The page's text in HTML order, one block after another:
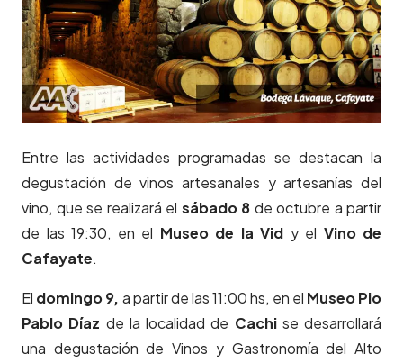
Entre las actividades programadas se destacan la
degustación de vinos artesanales y artesanías del
vino, que se realizará el sábado 8 de octubre a partir
de las 19:30, en el Museo de la Vid y el Vino de
Cafayate.
El domingo 9, a partir de las 11:00 hs, en el Museo Pio
Pablo Díaz de la localidad de Cachise desarrollará
una degustación de Vinos y Gastronomía del Alto